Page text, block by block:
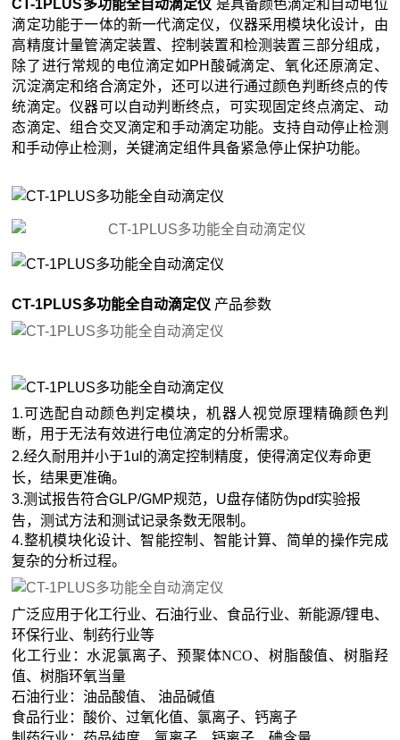
CT-1PLUS多功能全自动滴定仪 是具备颜色滴定和自动电位
滴定功能于一体的新一代滴定仪，仪器采用模块化设计，由
高精度计量管滴定装置、控制装置和检测装置三部分组成，
除了进行常规的电位滴定如PH酸碱滴定、氧化还原滴定、
沉淀滴定和络合滴定外，还可以进行通过颜色判断终点的传
统滴定。仪器可以自动判断终点，可实现固定终点滴定、动
态滴定、组合交叉滴定和手动滴定功能。支持自动停止检测
和手动停止检测，关键滴定组件具备紧急停止保护功能。
CT-1PLUS多功能全自动滴定仪 产品参数
1.可选配自动颜色判定模块，机器人视觉原理精确颜色判
断，用于无法有效进行电位滴定的分析需求。
2.经久耐用并小于1ul的滴定控制精度，使得滴定仪寿命更
长，结果更准确。
3.测试报告符合GLP/GMP规范，U盘存储防伪pdf实验报
告，测试方法和测试记录条数无限制。
4.整机模块化设计、智能控制、智能计算、简单的操作完成
复杂的分析过程。
广泛应用于化工行业、石油行业、食品行业、新能源/锂电、
环保行业、制药行业等
化工行业：水泥氯离子、预聚体NCO、树脂酸值、树脂羟
值、树脂环氧当量
石油行业：油品酸值、 油品碱值
食品行业：酸价、过氧化值、氯离子、钙离子